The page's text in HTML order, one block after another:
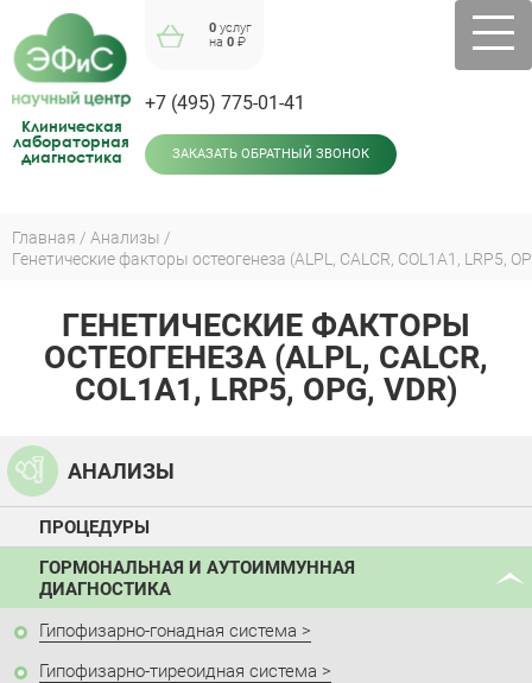
navigation
Клиническая
лабораторная
диагностика
0 услуг
на0 ₽
+7 (495) 775-01-41
ЗАКАЗАТЬ ОБРАТНЫЙ ЗВОНОК
Вы
Главная
Анализы
Генетические факторы остеогенеза (ALPL, CALCR, COL1A1, LRP5,
ГЕНЕТИЧЕСКИЕ ФАКТОРЫ
ОСТЕОГЕНЕЗА (ALPL, CALCR,
COL1A1, LRP5, OPG, VDR)
АНАЛИЗЫ
ПРОЦЕДУРЫ
ГОРМОНАЛЬНАЯ И АУТОИММУННАЯ
ДИАГНОСТИКА
Гипофизарно-гонадная система
Гипофизарно-тиреоидная система